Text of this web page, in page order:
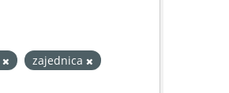
zajednica